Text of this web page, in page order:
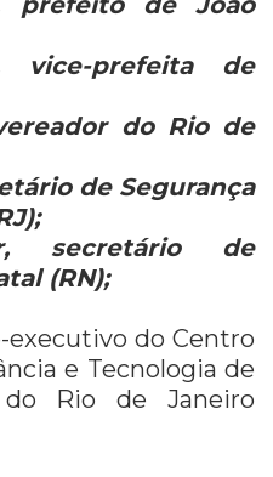
vice-prefeita de
do Rio de
de Segurança
secretário de
(RN);
executivo do Centro
e Tecnologia de
do Rio de Janeiro